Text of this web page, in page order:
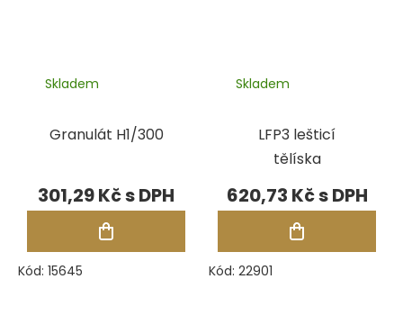
Granulát H1/300
Skladem
301,29 Kč
Kód: 15645
LFP3 lešticí
tělíska
Skladem
620,73 Kč
Kód: 22901